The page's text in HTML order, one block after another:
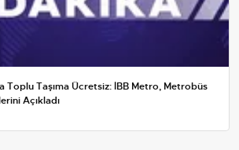
Toplu Taşıma Ücretsiz: İBB Metro, Metrobüs
Açıkladı